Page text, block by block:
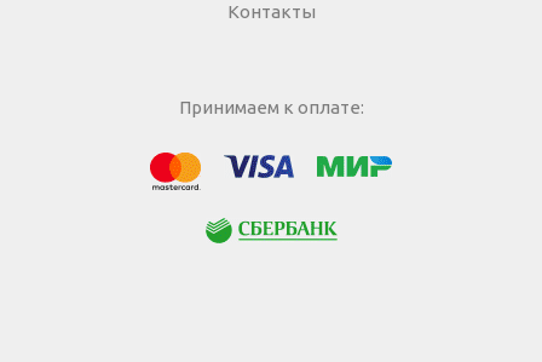
Контакты
Принимаем к оплате: